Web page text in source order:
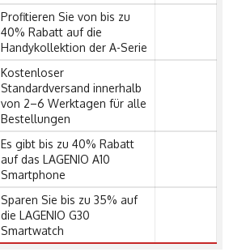
Profitieren Sie von bis zu
40% Rabatt auf die
Handykollektion der A-Serie
Kostenloser
Standardversand innerhalb
von 2–6 Werktagen für alle
Bestellungen
Es gibt bis zu 40% Rabatt
auf das LAGENIO A10
Smartphone
Sparen Sie bis zu 35% auf
die LAGENIO G30 ​​
Smartwatch